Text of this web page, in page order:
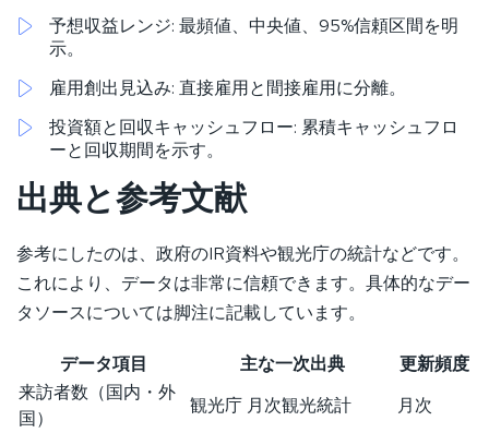
予想収益レンジ: 最頻値、中央値、95%信頼区間を明
示。
雇用創出見込み: 直接雇用と間接雇用に分離。
投資額と回収キャッシュフロー: 累積キャッシュフロ
ーと回収期間を示す。
出典と参考文献
参考にしたのは、政府のIR資料や観光庁の統計などです。
これにより、データは非常に信頼できます。具体的なデー
タソースについては脚注に記載しています。
データ項目 主な一次出典
更新頻度
来訪者数（国内・外
国）
観光庁 月次観光統計 月次